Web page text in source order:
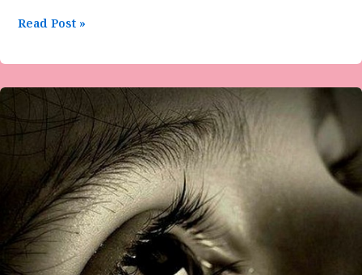
Read Post »
ವಾಣಿ
ಯಡಹಳ್ಳಿಮಠ
ಅವರ
ಕವಿತೆ-
ಡೋಲಾಯಮಾನ